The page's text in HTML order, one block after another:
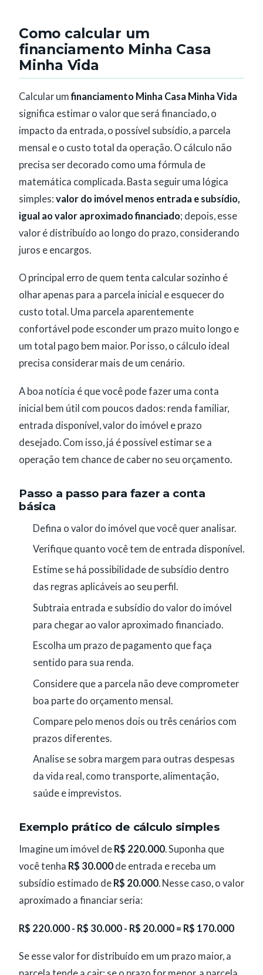
Como calcular um
financiamento Minha Casa
Minha Vida
Calcular umfinanciamento Minha Casa Minha Vida
significa estimar o valor que será financiado, o
impacto da entrada, o possível subsídio, a parcela
mensal e o custo total da operação. O cálculo não
precisa ser decorado como uma fórmula de
matemática complicada. Basta seguir uma lógica
simples: valor do imóvel menos entrada e subsídio,
igual ao valor aproximado financiado; depois, esse
valor é distribuído ao longo do prazo, considerando
juros e encargos.
O principal erro de quem tenta calcular sozinho é
olhar apenas para a parcela inicial e esquecer do
custo total. Uma parcela aparentemente
confortável pode esconder um prazo muito longo e
um total pago bem maior. Por isso, o cálculo ideal
precisa considerar mais de um cenário.
A boa notícia é que você pode fazer uma conta
inicial bem útil com poucos dados: renda familiar,
entrada disponível, valor do imóvel e prazo
desejado. Com isso, já é possível estimar se a
operação tem chance de caber no seu orçamento.
Passo a passo para fazer a conta
básica
Defina o valor do imóvel que você quer analisar.
Verifique quanto você tem de entrada disponível.
Estime se há possibilidade de subsídio dentro
das regras aplicáveis ao seu perfil.
Subtraia entrada e subsídio do valor do imóvel
para chegar ao valor aproximado financiado.
Escolha um prazo de pagamento que faça
sentido para sua renda.
Considere que a parcela não deve comprometer
boa parte do orçamento mensal.
Compare pelo menos dois ou três cenários com
prazos diferentes.
Analise se sobra margem para outras despesas
da vida real, como transporte, alimentação,
saúde e imprevistos.
Exemplo prático de cálculo simples
Imagine um imóvel de R$ 220.000. Suponha que
você tenha R$ 30.000 de entrada e receba um
subsídio estimado de R$ 20.000. Nesse caso, o valor
aproximado a financiar seria:
R$ 220.000 - R$ 30.000 - R$ 20.000 = R$ 170.000
Se esse valor for distribuído em um prazo maior, a